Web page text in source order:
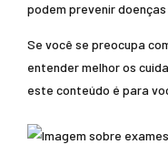
podem prevenir doenças
Se você se preocupa
entender melhor os
este conteúdo é para